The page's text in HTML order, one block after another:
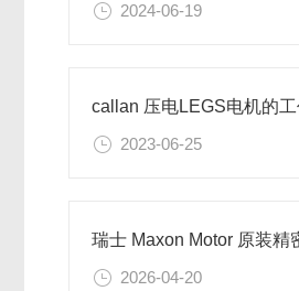
2024-06-19
2023-06-25
2026-04-20